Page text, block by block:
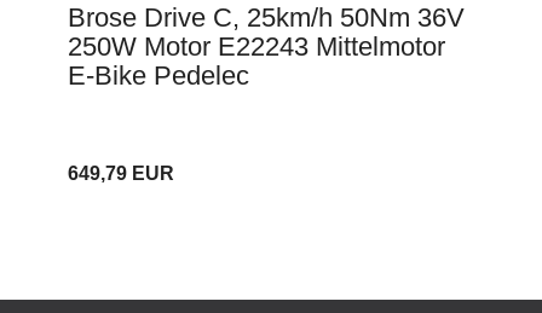
Brose Drive C, 25km/h 50Nm 36V
250W Motor E22243 Mittelmotor
E-Bike Pedelec
649,79 EUR